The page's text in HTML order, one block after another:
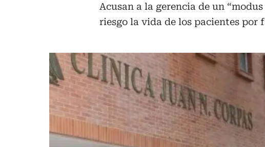
Acusan a la gerencia de un
riesgo la vida de los pacientes por